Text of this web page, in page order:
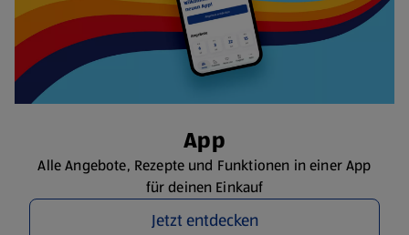
App
Alle Angebote, Rezepte und Funktionen in einer App
für deinen Einkauf
Jetzt entdecken